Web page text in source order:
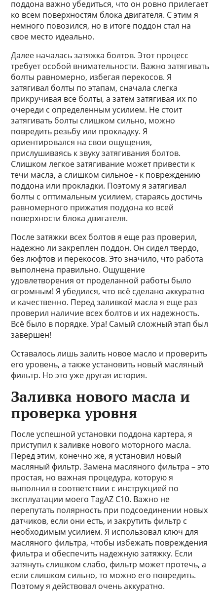
поддона важно убедиться, что он ровно прилегает
ко всем поверхностям блока двигателя. С этим я
немного повозился, но в итоге поддон стал на
свое место идеально.
Далее началась затяжка болтов. Этот процесс
требует особой внимательности. Важно затягивать
болты равномерно, избегая перекосов. Я
затягивал болты по этапам, сначала слегка
прикручивая все болты, а затем затягивая их по
очереди с определенным усилием. Не стоит
затягивать болты слишком сильно, можно
повредить резьбу или прокладку. Я
ориентировался на свои ощущения,
прислушиваясь к звуку затягивания болтов.
Слишком легкое затягивание может привести к
течи масла, а слишком сильное - к повреждению
поддона или прокладки. Поэтому я затягивал
болты с оптимальным усилием, стараясь достичь
равномерного прижатия поддона ко всей
поверхности блока двигателя.
После затяжки всех болтов я еще раз проверил,
надежно ли закреплен поддон. Он сидел твердо,
без люфтов и перекосов. Это значило, что работа
выполнена правильно. Ощущение
удовлетворения от проделанной работы было
огромным! Я убедился, что всё сделано аккуратно
и качественно. Перед заливкой масла я еще раз
проверил наличие всех болтов и их надежность.
Всё было в порядке. Ура! Самый сложный этап был
завершен!
Оставалось лишь залить новое масло и проверить
его уровень, а также установить новый масляный
фильтр. Но это уже другая история.
Заливка нового масла и
проверка уровня
После успешной установки поддона картера, я
приступил к заливке нового моторного масла.
Перед этим, конечно же, я установил новый
масляный фильтр. Замена масляного фильтра – это
простая, но важная процедура, которую я
выполнил в соответствии с инструкцией по
эксплуатации моего TagAZ C10. Важно не
перепутать полярность при подсоединении новых
датчиков, если они есть, и закрутить фильтр с
необходимым усилием. Я использовал ключ для
масляного фильтра, чтобы избежать повреждения
фильтра и обеспечить надежную затяжку. Если
затянуть слишком слабо, фильтр может протечь, а
если слишком сильно, то можно его повредить.
Поэтому я действовал очень аккуратно.